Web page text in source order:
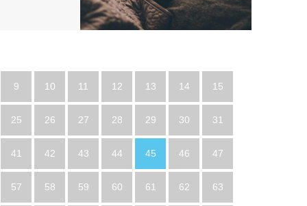
9 10 11 12 13 14 15
25 26 27 28 29 30 31
41 42 43 44 45 46 47
57 58 59 60 61 62 63